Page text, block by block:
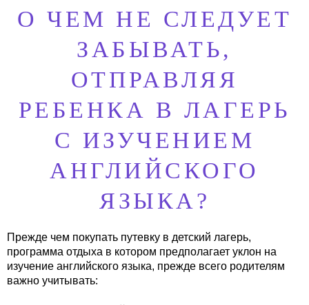
О ЧЕМ НЕ СЛЕДУЕТ
ЗАБЫВАТЬ,
ОТПРАВЛЯЯ
РЕБЕНКА В ЛАГЕРЬ
С ИЗУЧЕНИЕМ
АНГЛИЙСКОГО
ЯЗЫКА?
Прежде чем покупать путевку в детский лагерь,
программа отдыха в котором предполагает уклон на
изучение английского языка, прежде всего родителям
важно учитывать: